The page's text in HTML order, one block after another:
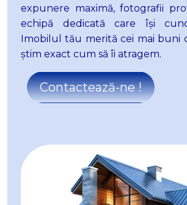
Terenuri de vanzare in Alba Iulia Sud-Est
Spatii birouri de vanzare
Spatii birouri de vanzare in Alba Iulia
Spatii birouri de vanzare in Alba Iulia Cetate
Spatii comerciale de vanzare
Spatii comerciale de vanzare in Alba Iulia
Spatii comerciale de vanzare in Sard
Spatii comerciale de vanzare in Alba Iulia Vest
Spatii comerciale de vanzare in Alba Iulia Barabant
Spatii comerciale de vanzare in Alba Iulia
expunere maximă, fotografii
echipă dedicată care își
Imobilul tău merită cei mai buni
știm exact cum să îi atragem.
Contactează-ne !